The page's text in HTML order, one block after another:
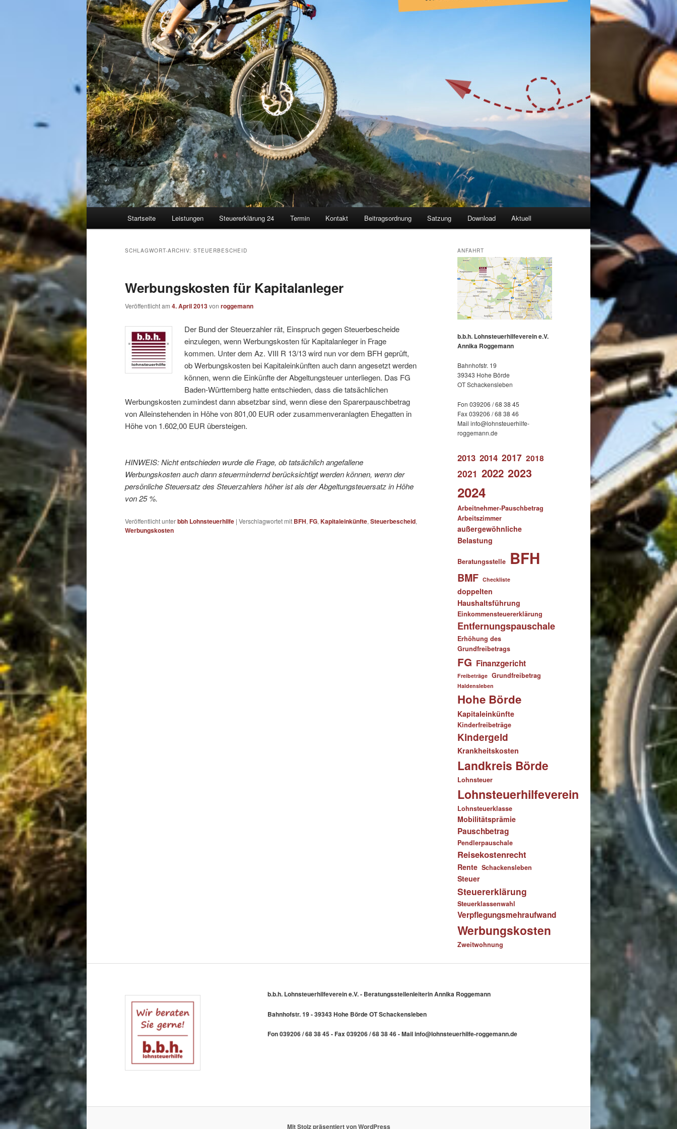
Startseite Leistungen Steuererklärung 24 Termin Kontakt Beitragsordnung Satzung Download Aktuell
SCHLAGWORT-ARCHIV: STEUERBESCHEID
Werbungskosten für Kapitalanleger
Veröffentlicht am 4. April 2013von roggemann
Der Bund der Steuerzahler rät, Einspruch gegen Steuerbescheide
einzulegen, wenn Werbungskosten für Kapitalanleger in Frage
kommen. Unter dem Az. VIII R 13/13 wird nun vor dem BFH geprüft,
ob Werbungskosten bei Kapitaleinkünften auch dann angesetzt werden
können, wenn die Einkünfte der Abgeltungsteuer unterliegen. Das FG
Baden-Württemberg hatte entschieden, dass die tatsächlichen
Werbungskosten zumindest dann absetzbar sind, wenn diese den Sparerpauschbetrag
von Alleinstehenden in Höhe von 801,00 EUR oder zusammenveranlagten Ehegatten in
Höhe von 1.602,00 EUR übersteigen.
HINWEIS:Nicht entschieden wurde die Frage, ob tatsächlich angefallene
Werbungskosten auch dann steuermindernd berücksichtigt werden können, wenn der
persönliche Steuersatz des Steuerzahlers höher ist als der Abgeltungsteuersatz in Höhe
von 25 %.
Veröffentlicht unterbbh Lohnsteuerhilfe | Verschlagwortet mit BFH, FG, Kapitaleinkünfte, Steuerbescheid,
Werbungskosten
ANFAHRT
b.b.h. Lohnsteuerhilfeverein e.V.
Annika Roggemann
Bahnhofstr. 19
39343 Hohe Börde
OT Schackensleben
Fon 039206 / 68 38 45
Fax 039206 / 68 38 46
Mail info@lohnsteuerhilfe-
roggemann.de
2013 2014 2017 2018
2021 2022 2023
2024
Arbeitnehmer-Pauschbetrag
Arbeitszimmer
außergewöhnliche
Belastung
Beratungsstelle BFH
BMF Checkliste
doppelten
Haushaltsführung
Einkommensteuererklärung
Entfernungspauschale
Erhöhung des
Grundfreibetrags
FG Finanzgericht
Freibeträge Grundfreibetrag
Haldensleben
Hohe Börde
Kapitaleinkünfte
Kinderfreibeträge
Kindergeld
Krankheitskosten
Landkreis Börde
Lohnsteuer
Lohnsteuerhilfeverein
Lohnsteuerklasse
Mobilitätsprämie
Pauschbetrag
Pendlerpauschale
Reisekostenrecht
Rente Schackensleben
Steuer
Steuererklärung
Steuerklassenwahl
Verpflegungsmehraufwand
Werbungskosten
Zweitwohnung
b.b.h. Lohnsteuerhilfeverein e.V. - Beratungsstellenleiterin Annika Roggemann
Bahnhofstr. 19 - 39343 Hohe Börde OT Schackensleben
Fon 039206 / 68 38 45 - Fax 039206 / 68 38 46 - Mail info@lohnsteuerhilfe-roggemann.de
Mit Stolz präsentiert von WordPress